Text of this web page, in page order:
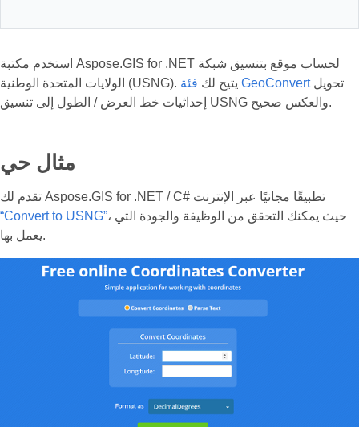
استخدم مكتبة Aspose.GIS for .NET لحساب موقع بتنسيق شبكة
الولايات المتحدة الوطنية (USNG). يتيح لك فئة GeoConvertتحويل
إحداثيات خط العرض / الطول إلى تنسيق USNG والعكس صحيح.
مثال حي
تقدم لك Aspose.GIS for .NET / C# تطبيقًا مجانيًا عبر الإنترنت
“Convert to USNG”، حيث يمكنك التحقق من الوظيفة والجودة التي
يعمل بها.